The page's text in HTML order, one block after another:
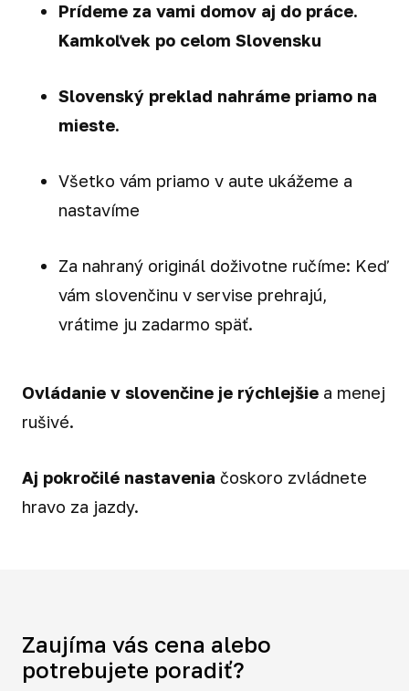
Prídeme za vami domov aj do práce.
Kamkoľvek po celom Slovensku
Slovenský preklad nahráme priamo na
mieste.
Všetko vám priamo v aute ukážeme a
nastavíme
Za nahraný originál doživotne ručíme: Keď
vám slovenčinu v servise prehrajú,
vrátime ju zadarmo späť.
Ovládanie v slovenčine je rýchlejšie a menej
rušivé.
Aj pokročilé nastavenia čoskoro zvládnete
hravo za jazdy.
Zaujíma vás cena alebo
potrebujete poradiť?